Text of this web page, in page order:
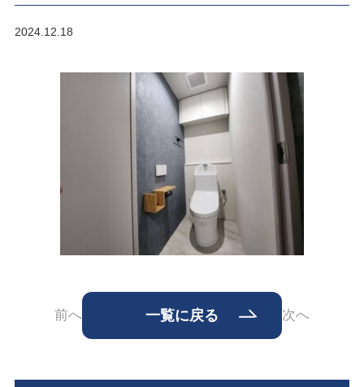
2024.12.18
前へ 一覧に戻る 次へ